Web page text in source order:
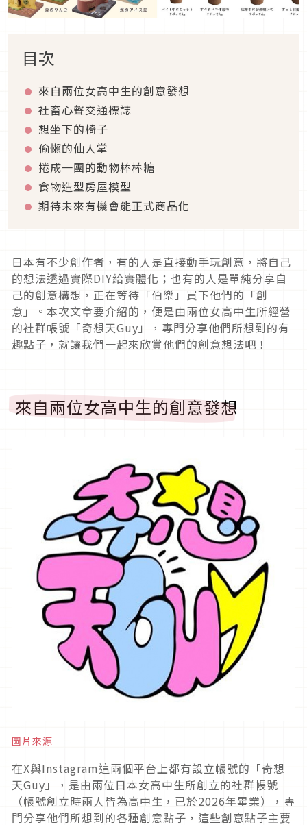
目次
來自兩位女高中生的創意發想
社畜心聲交通標誌
想坐下的椅子
偷懶的仙人掌
捲成一團的動物棒棒糖
食物造型房屋模型
期待未來有機會能正式商品化
日本有不少創作者，有的人是直接動手玩創意，將自己
的想法透過實際DIY給實體化；也有的人是單純分享自
己的創意構想，正在等待「伯樂」買下他們的「創
意」。本次文章要介紹的，便是由兩位女高中生所經營
的社群帳號「奇想天Guy」，專門分享他們所想到的有
趣點子，就讓我們一起來欣賞他們的創意想法吧！
來自兩位女高中生的創意發想
圖片來源
在X與Instagram這兩個平台上都有設立帳號的「奇想
天Guy」，是由兩位日本女高中生所創立的社群帳號
（帳號創立時兩人皆為高中生，已於2026年畢業），專
門分享他們所想到的各種創意點子，這些創意點子主要